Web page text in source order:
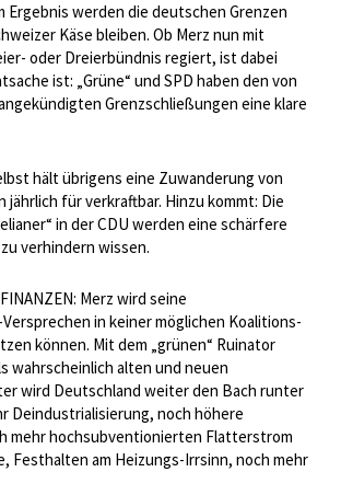
Ergebnis werden die deutschen Grenzen
Käse bleiben. Ob Merz nun mit
oder Dreierbündnis regiert, ist dabei
ist: „Grüne“ und SPD haben den von
Grenzschließungen eine klare
hält übrigens eine Zuwanderung von
jährlich für verkraftbar. Hinzu kommt: Die
in der CDU werden eine schärfere
verhindern wissen.
Merz wird seine
in keiner möglichen Koalitions-
können. Mit dem „grünen“ Ruinator
wahrscheinlich alten und neuen
wird Deutschland weiter den Bach runter
Deindustrialisierung, noch höhere
mehr hochsubventionierten Flatterstrom
Festhalten am Heizungs-Irrsinn, noch mehr